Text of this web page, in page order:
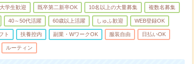
大学生歓迎 既卒第二新卒OK 10名以上の大量募集 複数名募集
40～50代活躍 60歳以上活躍 しゅふ歓迎 WEB登録OK
ト 扶養控内 副業・WワークOK 服装自由 日払いOK
ルーティン